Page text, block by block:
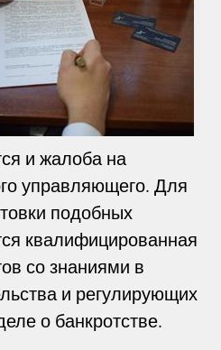
и жалоба на
управляющего. Для
подобных
квалифицированная
со знаниями в
и регулирующих
о банкротстве.